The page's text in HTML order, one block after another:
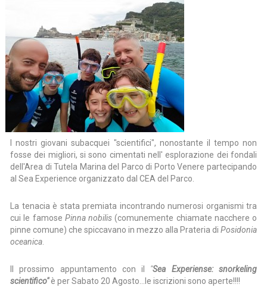
I nostri giovani subacquei "scientifici", nonostante il tempo non
fosse dei migliori, si sono cimentati nell' esplorazione dei fondali
dell'Area di Tutela Marina del Parco di Porto Venere partecipando
al Sea Experience organizzato dal CEA del Parco.
La tenacia è stata premiata incontrando numerosi organismi tra
cui le famose Pinna nobilis(comunemente chiamate nacchere o
pinne comune) che spiccavano in mezzo alla Prateria di Posidonia
oceanica
Il prossimo appuntamento con il "Sea Experiense: snorkeling
scientifico"è per Sabato 20 Agosto…le iscrizioni sono aperte!!!!